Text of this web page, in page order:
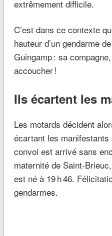
extrêmement difficile.
C’est dans ce contexte
hauteur d’un gendarme
Guingamp : sa
accoucher !
Ils écartent les
Les motards décident
écartant les
convoi est arrivé sans
maternité de Saint-
est né à 19 h 46.
gendarmes.